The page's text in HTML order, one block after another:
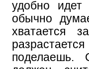
удобно
обычно
хватается
поделаешь.